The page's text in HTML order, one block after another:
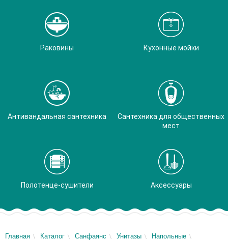
Раковины Кухонные мойки
Антивандальная сантехника
Сантехника для общественных
мест
Полотенце-сушители Аксессуары
Главная Каталог Санфаянс Унитазы
Напольные